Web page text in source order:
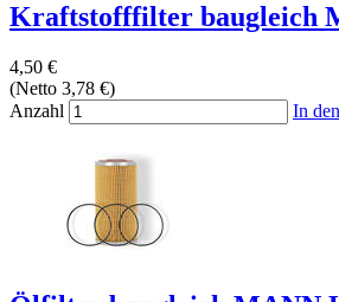
Kraftstofffilter baugleich
4,50 €
(Netto 3,78 €)
Anzahl
In